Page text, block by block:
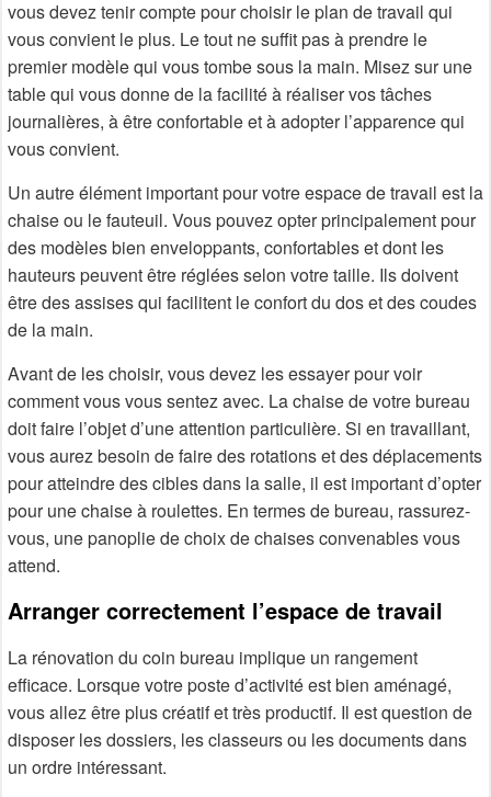
vous devez tenir compte pour choisir le plan de travail qui
vous convient le plus. Le tout ne suffit pas à prendre le
premier modèle qui vous tombe sous la main. Misez sur une
table qui vous donne de la facilité à réaliser vos tâches
journalières, à être confortable et à adopter l’apparence qui
vous convient.
Un autre élément important pour votre espace de travail est la
chaise ou le fauteuil. Vous pouvez opter principalement pour
des modèles bien enveloppants, confortables et dont les
hauteurs peuvent être réglées selon votre taille. Ils doivent
être des assises qui facilitent le confort du dos et des coudes
de la main.
Avant de les choisir, vous devez les essayer pour voir
comment vous vous sentez avec. La chaise de votre bureau
doit faire l’objet d’une attention particulière. Si en travaillant,
vous aurez besoin de faire des rotations et des déplacements
pour atteindre des cibles dans la salle, il est important d’opter
pour une chaise à roulettes. En termes de bureau, rassurez-
vous, une panoplie de choix de chaises convenables vous
attend.
Arranger correctement l’espace de travail
La rénovation du coin bureau implique un rangement
efficace. Lorsque votre poste d’activité est bien aménagé,
vous allez être plus créatif et très productif. Il est question de
disposer les dossiers, les classeurs ou les documents dans
un ordre intéressant.